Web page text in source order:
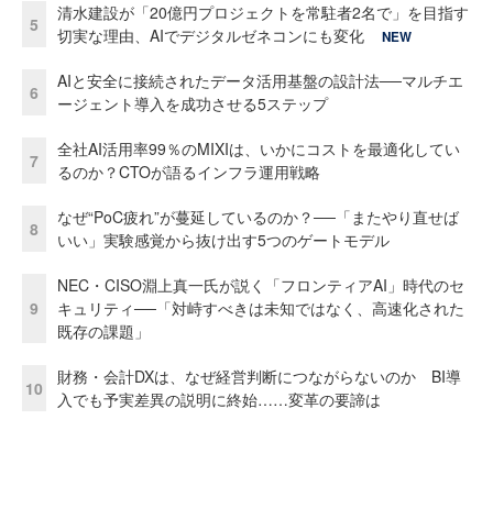
5
清水建設が「20億円プロジェクトを常駐者2名で」を目指す
切実な理由、AIでデジタルゼネコンにも変化
NEW
6
AIと安全に接続されたデータ活用基盤の設計法──マルチエ
ージェント導入を成功させる5ステップ
7
全社AI活用率99％のMIXIは、いかにコストを最適化してい
るのか？CTOが語るインフラ運用戦略
8
なぜ“PoC疲れ”が蔓延しているのか？──「またやり直せば
いい」実験感覚から抜け出す5つのゲートモデル
9
NEC・CISO淵上真一氏が説く「フロンティアAI」時代のセ
キュリティ──「対峙すべきは未知ではなく、高速化された
既存の課題」
10
財務・会計DXは、なぜ経営判断につながらないのか BI導
入でも予実差異の説明に終始……変革の要諦は